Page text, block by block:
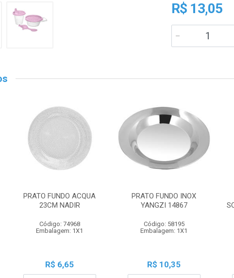
R$ 13,05
PRATO FUNDO ACQUA
23CM NADIR
Código: 74968
Embalagem: 1X1
R$ 6,65
PRATO FUNDO INOX
YANGZI 14867
Código: 58195
Embalagem: 1X1
R$ 10,35